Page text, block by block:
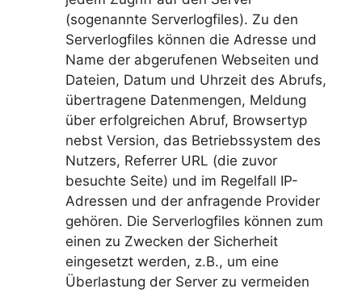
(sogenannte Serverlogfiles). Zu den
Serverlogfiles können die Adresse und
Name der abgerufenen Webseiten und
Dateien, Datum und Uhrzeit des Abrufs,
übertragene Datenmengen, Meldung
über erfolgreichen Abruf, Browsertyp
nebst Version, das Betriebssystem des
Nutzers, Referrer URL (die zuvor
besuchte Seite) und im Regelfall IP-
Adressen und der anfragende Provider
gehören. Die Serverlogfiles können zum
einen zu Zwecken der Sicherheit
eingesetzt werden, z.B., um eine
Überlastung der Server zu vermeiden